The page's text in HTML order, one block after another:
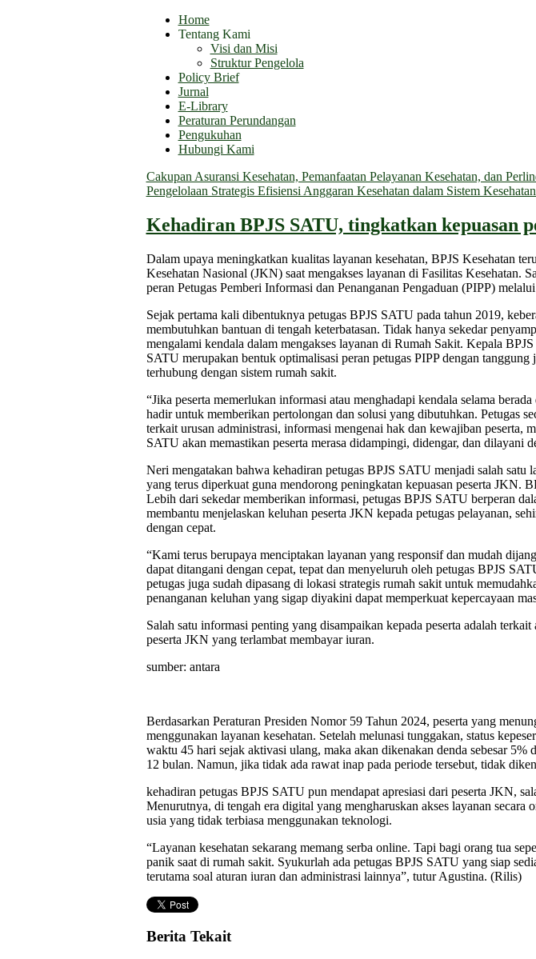
Home
Tentang Kami
Visi dan Misi
Struktur Pengelola
Policy Brief
Jurnal
E-Library
Peraturan Perundangan
Pengukuhan
Hubungi Kami
Cakupan Asuransi Kesehatan, Pemanfaatan Pelayanan Kesehatan, dan
Pengelolaan Strategis Efisiensi Anggaran Kesehatan dalam Sistem
Kehadiran BPJS SATU, tingkatkan kepuasan
Dalam upaya meningkatkan kualitas layanan kesehatan, BPJS Kesehatan
Kesehatan Nasional (JKN) saat mengakses layanan di Fasilitas Kesehatan.
peran Petugas Pemberi Informasi dan Penanganan Pengaduan (PIPP)
Sejak pertama kali dibentuknya petugas BPJS SATU pada tahun 2019,
membutuhkan bantuan di tengah keterbatasan. Tidak hanya sekedar
mengalami kendala dalam mengakses layanan di Rumah Sakit. Kepala
SATU merupakan bentuk optimalisasi peran petugas PIPP dengan
terhubung dengan sistem rumah sakit.
“Jika peserta memerlukan informasi atau menghadapi kendala selama
hadir untuk memberikan pertolongan dan solusi yang dibutuhkan. Petugas
terkait urusan administrasi, informasi mengenai hak dan kewajiban peserta,
SATU akan memastikan peserta merasa didampingi, didengar, dan dilayani
Neri mengatakan bahwa kehadiran petugas BPJS SATU menjadi salah
yang terus diperkuat guna mendorong peningkatan kepuasan peserta JKN.
Lebih dari sekedar memberikan informasi, petugas BPJS SATU berperan
membantu menjelaskan keluhan peserta JKN kepada petugas pelayanan,
dengan cepat.
“Kami terus berupaya menciptakan layanan yang responsif dan mudah
dapat ditangani dengan cepat, tepat dan menyeluruh oleh petugas BPJS
petugas juga sudah dipasang di lokasi strategis rumah sakit untuk
penanganan keluhan yang sigap diyakini dapat memperkuat kepercayaan
Salah satu informasi penting yang disampaikan kepada peserta adalah
peserta JKN yang terlambat membayar iuran.
sumber: antara
Berdasarkan Peraturan Presiden Nomor 59 Tahun 2024, peserta yang
menggunakan layanan kesehatan. Setelah melunasi tunggakan, status
waktu 45 hari sejak aktivasi ulang, maka akan dikenakan denda sebesar
12 bulan. Namun, jika tidak ada rawat inap pada periode tersebut, tidak
kehadiran petugas BPJS SATU pun mendapat apresiasi dari peserta JKN,
Menurutnya, di tengah era digital yang mengharuskan akses layanan
usia yang tidak terbiasa menggunakan teknologi.
“Layanan kesehatan sekarang memang serba online. Tapi bagi orang tua
panik saat di rumah sakit. Syukurlah ada petugas BPJS SATU yang siap
terutama soal aturan iuran dan administrasi lainnya”, tutur Agustina. (Rilis)
Berita Tekait